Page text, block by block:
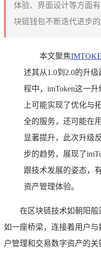
体验、界面设计等方面
块链钱包不断迭代进步
本文聚焦
述其从1.0到2.0的升
程中，imToken这一
上可能实现了优化与
全的服务，还可能在
显著提升，此次升级
步的趋势，展现了
跟技术发展的姿态，
资产管理体验。
在区块链技术如朝阳般
如一座桥梁，连接着用户
户管理和交易数字资产的